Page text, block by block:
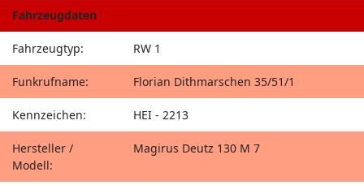
Fahrzeugdaten
Fahrzeugtyp: RW 1
Funkrufname: Florian Dithmarschen 35/51/1
Kennzeichen: HEI - 2213
Hersteller /
Modell:
Magirus Deutz 130 M 7